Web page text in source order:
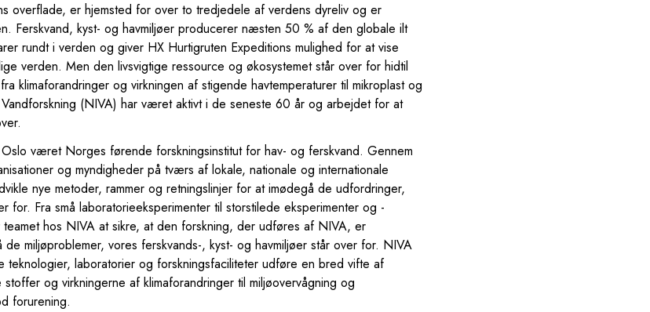
overflade, er hjemsted for over to tredjedele af verdens dyreliv og er
Ferskvand, kyst- og havmiljøer producerer næsten 50 % af den globale ilt
rundt i verden og giver HX Hurtigruten Expeditions mulighed for at vise
verden. Men den livsvigtige ressource og økosystemet står over for hidtil
klimaforandringer og virkningen af stigende havtemperaturer til mikroplast og
(NIVA) har været aktivt i de seneste 60 år og arbejdet for at
været Norges førende forskningsinstitut for hav- og ferskvand. Gennem
og myndigheder på tværs af lokale, nationale og internationale
nye metoder, rammer og retningslinjer for at imødegå de udfordringer,
for. Fra små laboratorieeksperimenter til storstilede eksperimenter og -
hos NIVA at sikre, at den forskning, der udføres af NIVA, er
miljøproblemer, vores ferskvands-, kyst- og havmiljøer står over for. NIVA
teknologier, laboratorier og forskningsfaciliteter udføre en bred vifte af
og virkningerne af klimaforandringer til miljøovervågning og
forurening.